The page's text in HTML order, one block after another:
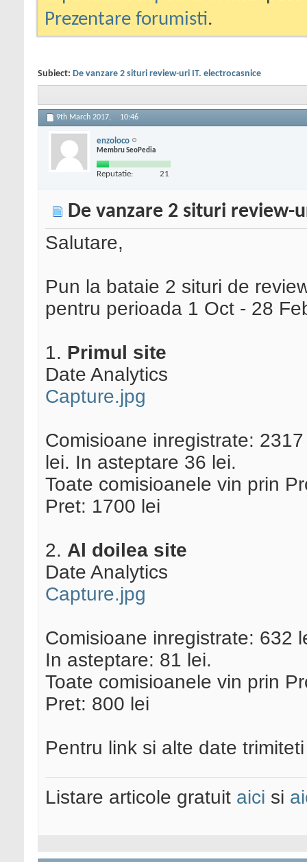
Prezentare forumisti.
Subiect: De vanzare 2 situri review-uri IT. electrocasnice
9th March 2017, 10:46
enzoloco
Membru SeoPedia
Reputatie: 21
De vanzare 2 situri review-
Salutare,
Pun la bataie 2 situri de
pentru perioada 1 Oct - 28
1. Primul site
Date Analytics
Capture.jpg
Comisioane inregistrate:
lei. In asteptare 36 lei.
Toate comisioanele vin prin
Pret: 1700 lei
2. Al doilea site
Date Analytics
Capture.jpg
Comisioane inregistrate: 632
In asteptare: 81 lei.
Toate comisioanele vin prin
Pret: 800 lei
Pentru link si alte date
Listare articole gratuit aici si